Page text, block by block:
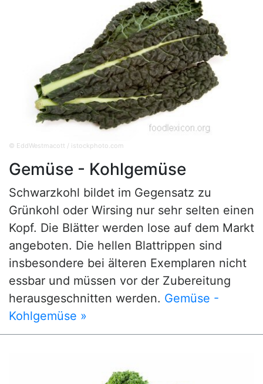
© EddWestmacott / istockphoto.com
Gemüse - Kohlgemüse
Schwarzkohl bildet im Gegensatz zu
Grünkohl oder Wirsing nur sehr selten einen
Kopf. Die Blätter werden lose auf dem Markt
angeboten. Die hellen Blattrippen sind
insbesondere bei älteren Exemplaren nicht
essbar und müssen vor der Zubereitung
herausgeschnitten werden. Gemüse -
Kohlgemüse »